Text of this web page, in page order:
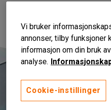
Vi bruker
annonser, tilby funksjoner
informasjon om din bruk
analyse.
Cookie-instillinger